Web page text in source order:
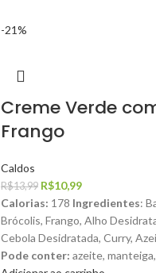
-21%
Creme Verde
Frango
Caldos
R$13,99 R$10,99
Calorias: 178 Ingredientes:
Brócolis, Frango, Alho
Cebola Desidratada, Curry,
Pode conter: azeite,